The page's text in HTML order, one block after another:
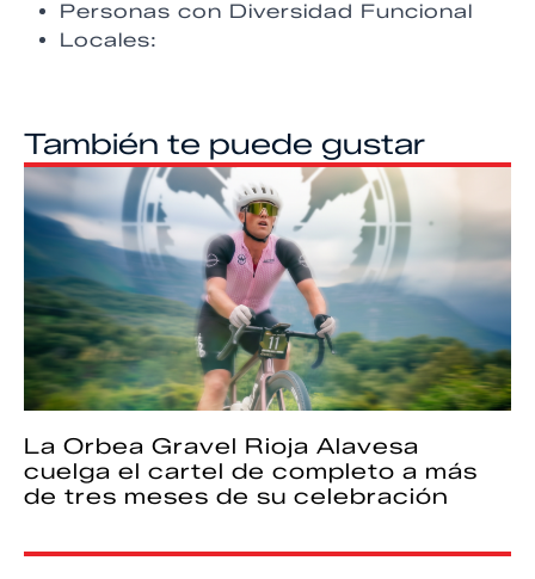
Personas con Diversidad Funcional
Locales:
También te puede gustar
La Orbea Gravel Rioja Alavesa
cuelga el cartel de completo a más
de tres meses de su celebración